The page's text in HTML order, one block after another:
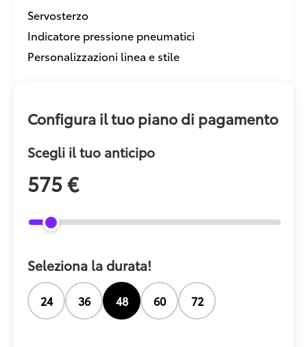
Servosterzo
Indicatore pressione pneumatici
Personalizzazioni linea e stile
Configura il tuo piano di pagamento
Scegli il tuo anticipo
575 €
Seleziona la durata!
24 36 48 60 72